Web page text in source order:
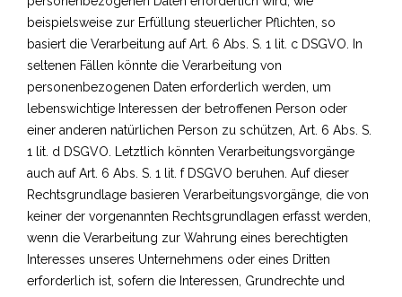
beispielsweise zur Erfüllung steuerlicher Pflichten, so
basiert die Verarbeitung auf Art. 6 Abs. S. 1 lit. c DSGVO. In
seltenen Fällen könnte die Verarbeitung von
personenbezogenen Daten erforderlich werden, um
lebenswichtige Interessen der betroffenen Person oder
einer anderen natürlichen Person zu schützen, Art. 6 Abs. S.
1 lit. d DSGVO. Letztlich könnten Verarbeitungsvorgänge
auch auf Art. 6 Abs. S. 1 lit. f DSGVO beruhen. Auf dieser
Rechtsgrundlage basieren Verarbeitungsvorgänge, die von
keiner der vorgenannten Rechtsgrundlagen erfasst werden,
wenn die Verarbeitung zur Wahrung eines berechtigten
Interesses unseres Unternehmens oder eines Dritten
erforderlich ist, sofern die Interessen, Grundrechte und